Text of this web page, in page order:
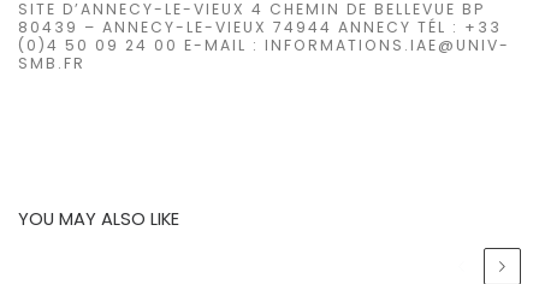
SITE D’ANNECY-LE-VIEUX 4 CHEMIN DE BELLEVUE BP
80439 – ANNECY-LE-VIEUX 74944 ANNECY TÉL : +33
(0)4 50 09 24 00 E-MAIL : INFORMATIONS.IAE@UNIV-
SMB.FR
YOU MAY ALSO LIKE